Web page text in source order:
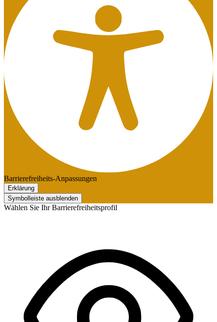
Barrierefreiheits-Anpassungen
Erklärung
Symbolleiste ausblenden
Wählen Sie Ihr Barrierefreiheitsprofil